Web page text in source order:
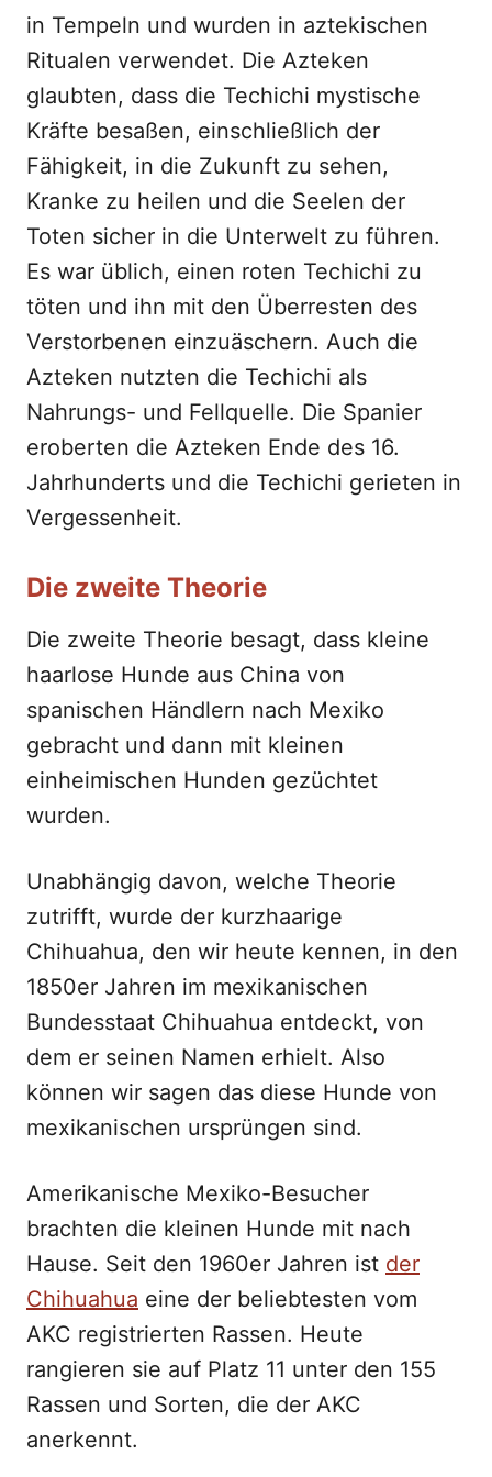
in Tempeln und wurden in aztekischen
Ritualen verwendet. Die Azteken
glaubten, dass die Techichi mystische
Kräfte besaßen, einschließlich der
Fähigkeit, in die Zukunft zu sehen,
Kranke zu heilen und die Seelen der
Toten sicher in die Unterwelt zu führen.
Es war üblich, einen roten Techichi zu
töten und ihn mit den Überresten des
Verstorbenen einzuäschern. Auch die
Azteken nutzten die Techichi als
Nahrungs- und Fellquelle. Die Spanier
eroberten die Azteken Ende des 16.
Jahrhunderts und die Techichi gerieten in
Vergessenheit.
Die zweite Theorie
Die zweite Theorie besagt, dass kleine
haarlose Hunde aus China von
spanischen Händlern nach Mexiko
gebracht und dann mit kleinen
einheimischen Hunden gezüchtet
wurden.
Unabhängig davon, welche Theorie
zutrifft, wurde der kurzhaarige
Chihuahua, den wir heute kennen, in den
1850er Jahren im mexikanischen
Bundesstaat Chihuahua entdeckt, von
dem er seinen Namen erhielt. Also
können wir sagen das diese Hunde von
mexikanischen ursprüngen sind.
Amerikanische Mexiko-Besucher
brachten die kleinen Hunde mit nach
Hause. Seit den 1960er Jahren ist der
Chihuahua eine der beliebtesten vom
AKC registrierten Rassen. Heute
rangieren sie auf Platz 11 unter den 155
Rassen und Sorten, die der AKC
anerkennt.